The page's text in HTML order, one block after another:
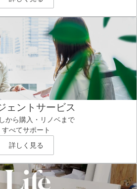
ェントサービス
から購入・リノベまで
すべてサポート
詳しく見る